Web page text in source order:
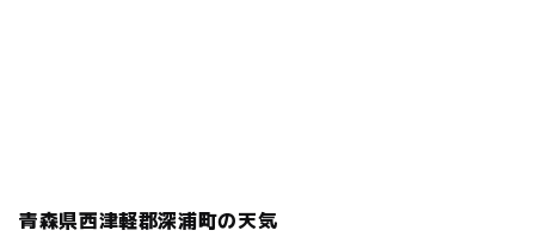
青森県西津軽郡深浦町の天気